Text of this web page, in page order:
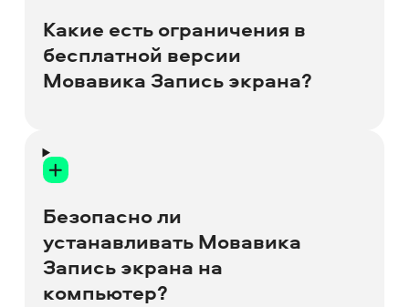
вам не нужно подключаться к
интернету.
Какие есть ограничения в
бесплатной версии
Мовавика Запись экрана?
У бесплатной версии программы есть
следующие ограничения: 7-дневный
пробный период и водяной знак на
сохранённых записях.
Безопасно ли
устанавливать Мовавика
Запись экрана на
компьютер?